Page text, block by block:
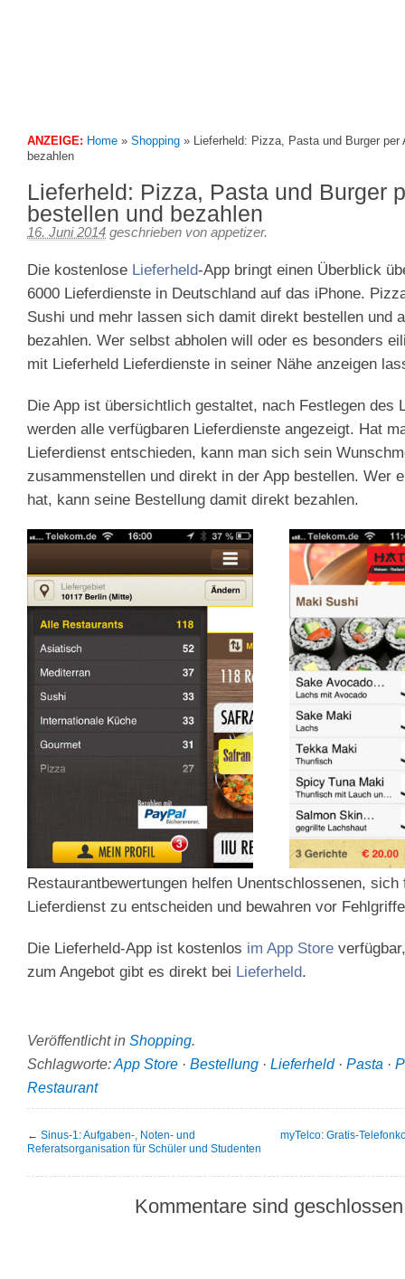
ANZEIGE: Home » Shopping » Lieferheld: Pizza, Pasta und Burger per
bezahlen
Lieferheld: Pizza, Pasta und Burger
bestellen und bezahlen
16. Juni 2014 geschrieben von appetizer.
Die kostenlose Lieferheld-App bringt einen Überblick
6000 Lieferdienste in Deutschland auf das iPhone.
Sushi und mehr lassen sich damit direkt bestellen und
bezahlen. Wer selbst abholen will oder es besonders
mit Lieferheld Lieferdienste in seiner Nähe anzeigen
Die App ist übersichtlich gestaltet, nach Festlegen des
werden alle verfügbaren Lieferdienste angezeigt. Hat
Lieferdienst entschieden, kann man sich sein
zusammenstellen und direkt in der App bestellen. Wer
hat, kann seine Bestellung damit direkt bezahlen.
Restaurantbewertungen helfen Unentschlossenen, sich
Lieferdienst zu entscheiden und bewahren vor
Die Lieferheld-App ist kostenlos im App Store
zum Angebot gibt es direkt bei Lieferheld.
Veröffentlicht in Shopping.
Schlagworte:App Store · Bestellung · Lieferheld· Pasta ·
Restaurant
← Sinus-1: Aufgaben-, Noten- und
Referatsorganisation für Schüler und Studenten
myTelco: Gratis-
Kommentare sind